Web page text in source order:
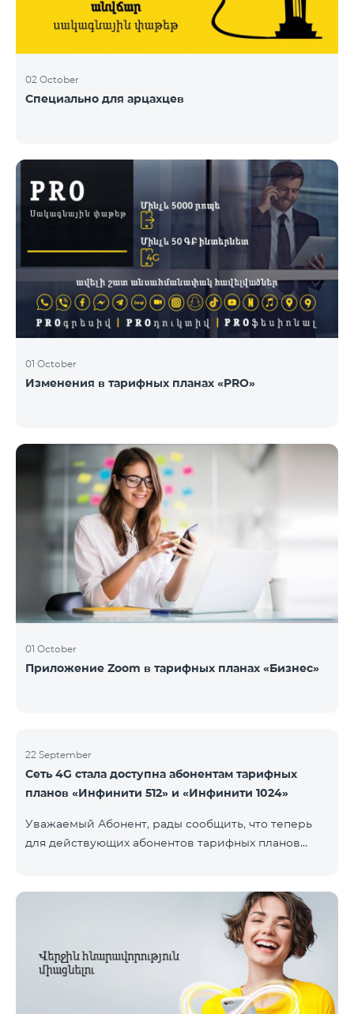
02 October
Специально для арцахцев
01 October
Изменения в тарифных планах «PRO»
01 October
Приложение Zoom в тарифных планах «Бизнес»
22 September
Сеть 4G стала доступна абонентам тарифных
планов «Инфинити 512» и «Инфинити 1024»
Уважаемый Абонент, рады сообщить, что теперь
для действующих абонентов тарифных планов
совместима с 4G сетью, то необходимо поменять
её на 4G USIM карту. Стоимость смены SIM-карты
200 драм. Совместимость SIM карты и телефона с
сетью 4G можно проверить, набрав запрос *444# с
мобильного телефона. Ограничения скорости
интернет связи действуют согласно условиям